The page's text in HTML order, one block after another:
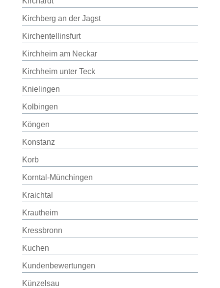
Kirchberg an der Jagst
Kirchentellinsfurt
Kirchheim am Neckar
Kirchheim unter Teck
Knielingen
Kolbingen
Köngen
Konstanz
Korb
Korntal-Münchingen
Kraichtal
Krautheim
Kressbronn
Kuchen
Kundenbewertungen
Künzelsau